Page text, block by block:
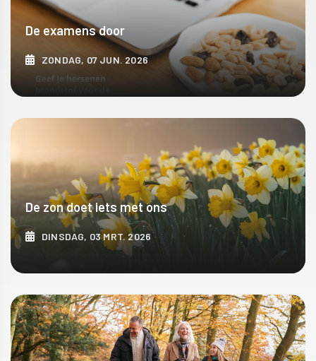
De examens door
ZONDAG, 07 JUN. 2026
ONTDEK MEER
De zon doet iets met ons
DINSDAG, 03 MRT. 2026
ONTDEK MEER